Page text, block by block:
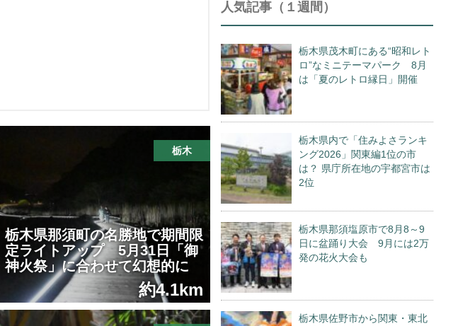
栃木
栃木県那須町の名勝地で期間限
定ライトアップ 5月31日「御
神火祭」に合わせて幻想的に
約4.1km
人気記事（１週間）
栃木県茂木町にある“昭和レト
ロ”なミニテーマパーク 8月
は「夏のレトロ縁日」開催
栃木県内で「住みよさランキ
ング2026」関東編1位の市
は？ 県庁所在地の宇都宮市は
2位
栃木県那須塩原市で8月8～9
日に盆踊り大会 9月には2万
発の花火大会も
栃木県佐野市から関東・東北